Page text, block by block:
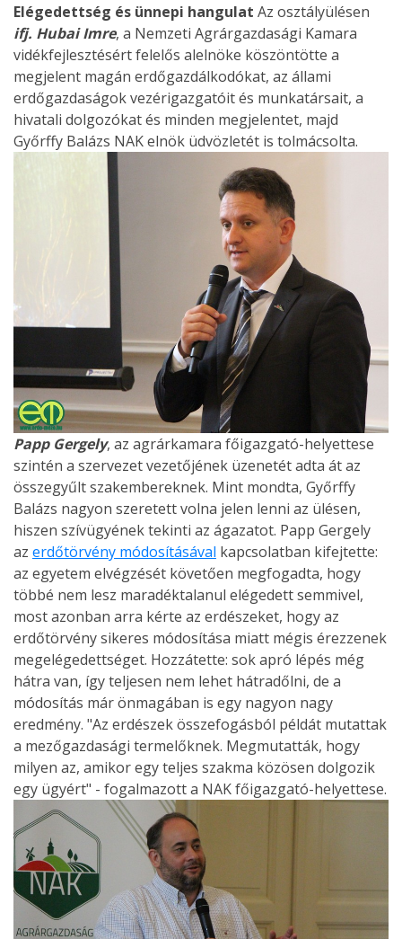
Elégedettség és ünnepi hangulat Az osztályülésen
ifj. Hubai Imre, a Nemzeti Agrárgazdasági Kamara
vidékfejlesztésért felelős alelnöke köszöntötte a
megjelent magán erdőgazdálkodókat, az állami
erdőgazdaságok vezérigazgatóit és munkatársait, a
hivatali dolgozókat és minden megjelentet, majd
Győrffy Balázs NAK elnök üdvözletét is tolmácsolta.
Papp Gergely, az agrárkamara főigazgató-helyettese
szintén a szervezet vezetőjének üzenetét adta át az
összegyűlt szakembereknek. Mint mondta, Győrffy
Balázs nagyon szeretett volna jelen lenni az ülésen,
hiszen szívügyének tekinti az ágazatot. Papp Gergely
az erdőtörvény módosításával kapcsolatban kifejtette:
az egyetem elvégzését követően megfogadta, hogy
többé nem lesz maradéktalanul elégedett semmivel,
most azonban arra kérte az erdészeket, hogy az
erdőtörvény sikeres módosítása miatt mégis érezzenek
megelégedettséget. Hozzátette: sok apró lépés még
hátra van, így teljesen nem lehet hátradőlni, de a
módosítás már önmagában is egy nagyon nagy
eredmény. "Az erdészek összefogásból példát mutattak
a mezőgazdasági termelőknek. Megmutatták, hogy
milyen az, amikor egy teljes szakma közösen dolgozik
egy ügyért" - fogalmazott a NAK főigazgató-helyettese.